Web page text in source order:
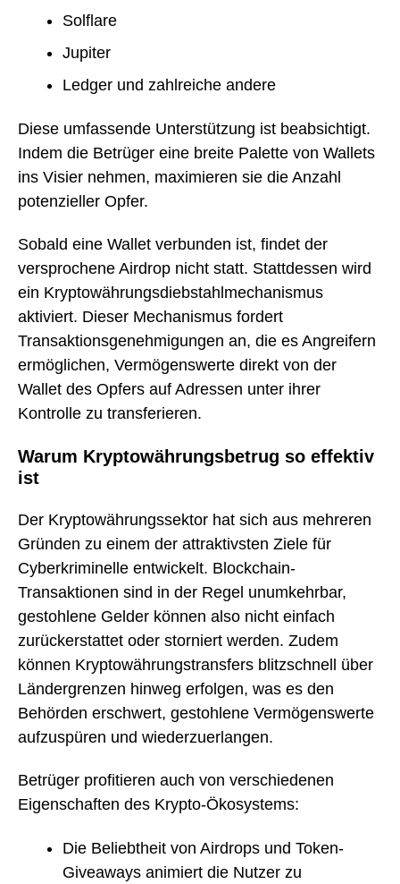
Solflare
Jupiter
Ledger und zahlreiche andere
Diese umfassende Unterstützung ist beabsichtigt.
Indem die Betrüger eine breite Palette von Wallets
ins Visier nehmen, maximieren sie die Anzahl
potenzieller Opfer.
Sobald eine Wallet verbunden ist, findet der
versprochene Airdrop nicht statt. Stattdessen wird
ein Kryptowährungsdiebstahlmechanismus
aktiviert. Dieser Mechanismus fordert
Transaktionsgenehmigungen an, die es Angreifern
ermöglichen, Vermögenswerte direkt von der
Wallet des Opfers auf Adressen unter ihrer
Kontrolle zu transferieren.
Warum Kryptowährungsbetrug so effektiv
ist
Der Kryptowährungssektor hat sich aus mehreren
Gründen zu einem der attraktivsten Ziele für
Cyberkriminelle entwickelt. Blockchain-
Transaktionen sind in der Regel unumkehrbar,
gestohlene Gelder können also nicht einfach
zurückerstattet oder storniert werden. Zudem
können Kryptowährungstransfers blitzschnell über
Ländergrenzen hinweg erfolgen, was es den
Behörden erschwert, gestohlene Vermögenswerte
aufzuspüren und wiederzuerlangen.
Betrüger profitieren auch von verschiedenen
Eigenschaften des Krypto-Ökosystems:
Die Beliebtheit von Airdrops und Token-
Giveaways animiert die Nutzer zu